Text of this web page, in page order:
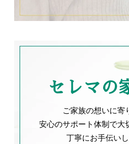
セレマの
ご家族の想いに寄
安心のサポート体制で大
丁寧にお手伝いし